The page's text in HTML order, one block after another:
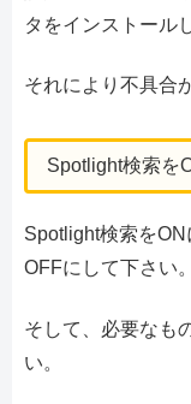
タをインストール
それにより不具合
Spotlight検索を
Spotlight検索を
OFFにして下さい。
そして、必要なも
い。